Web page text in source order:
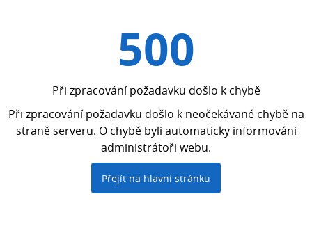
500
Při zpracování požadavku došlo k chybě
Při zpracování požadavku došlo k neočekávané chybě na
straně serveru. O chybě byli automaticky informováni
administrátoři webu.
Přejít na hlavní stránku